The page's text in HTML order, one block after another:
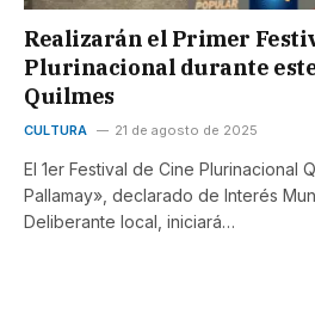
Realizarán el Primer
Plurinacional durante
Quilmes
CULTURA 21 de agosto de 2025
El 1er Festival de Cine Plurinacional
Pallamay», declarado de Interés
Deliberante local, iniciará…